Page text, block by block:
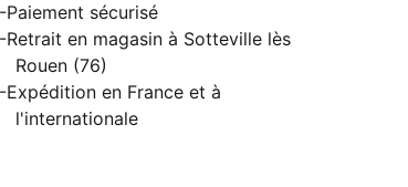
Paiement sécurisé
Retrait en magasin à Sotteville lès
Rouen (76)
Expédition en France et à
l'internationale